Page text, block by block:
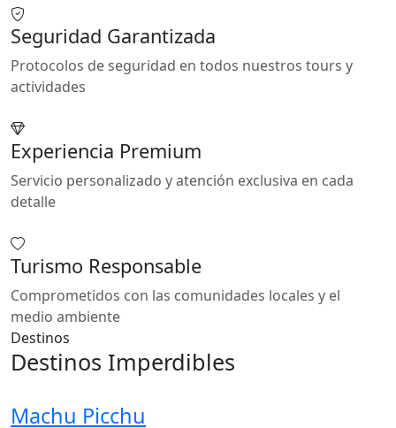
Seguridad Garantizada
Protocolos de seguridad en todos nuestros tours y
actividades
Experiencia Premium
Servicio personalizado y atención exclusiva en cada
detalle
Turismo Responsable
Comprometidos con las comunidades locales y el
medio ambiente
Destinos
Destinos Imperdibles
Machu Picchu